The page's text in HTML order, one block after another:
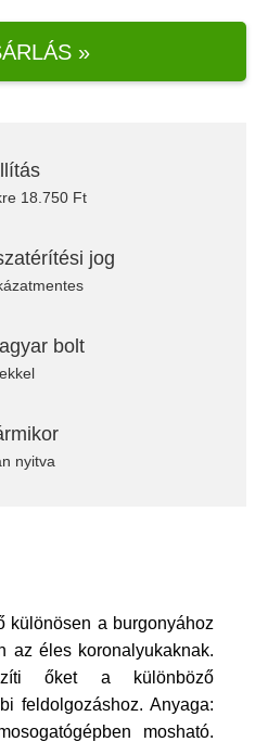
»
18.750 Ft
jog
bolt
nyitva
különösen a burgonyához
az éles koronalyukaknak.
őket a különböző
feldolgozáshoz. Anyaga:
mosható.